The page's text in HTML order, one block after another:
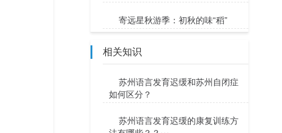
寄远星秋游季：初秋的味“稻”
相关知识
苏州语言发育迟缓和苏州自闭症
如何区分？
苏州语言发育迟缓的康复训练方